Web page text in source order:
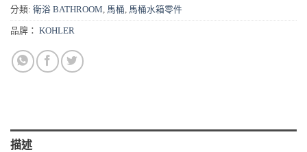
分類: 衛浴 BATHROOM, 馬桶, 馬桶水箱零件
品牌： KOHLER
描述